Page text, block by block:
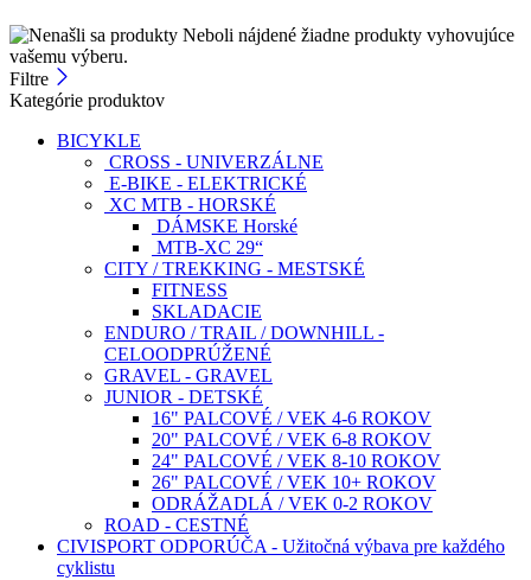
Neboli nájdené žiadne produkty vyhovujúce
vašemu výberu.
Filtre
Kategórie produktov
BICYKLE
CROSS - UNIVERZÁLNE
E-BIKE - ELEKTRICKÉ
XC MTB - HORSKÉ
DÁMSKE Horské
MTB-XC 29“
CITY / TREKKING - MESTSKÉ
FITNESS
SKLADACIE
ENDURO / TRAIL / DOWNHILL -
CELOODPRÚŽENÉ
GRAVEL - GRAVEL
JUNIOR - DETSKÉ
16" PALCOVÉ / VEK 4-6 ROKOV
20" PALCOVÉ / VEK 6-8 ROKOV
24" PALCOVÉ / VEK 8-10 ROKOV
26" PALCOVÉ / VEK 10+ ROKOV
ODRÁŽADLÁ / VEK 0-2 ROKOV
ROAD - CESTNÉ
CIVISPORT ODPORÚČA - Užitočná výbava pre každého
cyklistu